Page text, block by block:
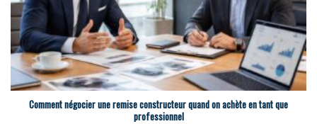
Comment négocier une remise constructeur quand on achète en tant que
professionnel